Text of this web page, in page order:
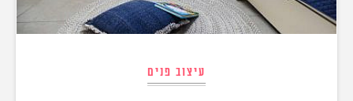
עיצוב פנים